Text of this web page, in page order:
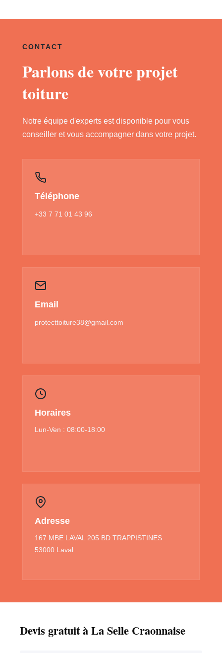
CONTACT
Parlons de votre projet
toiture
Notre équipe d'experts est disponible pour vous
conseiller et vous accompagner dans votre projet.
Téléphone
+33 7 71 01 43 96
Email
protecttoiture38@gmail.com
Horaires
Lun-Ven : 08:00-18:00
Adresse
167 MBE LAVAL 205 BD TRAPPISTINES
53000 Laval
Devis gratuit à La Selle Craonnaise